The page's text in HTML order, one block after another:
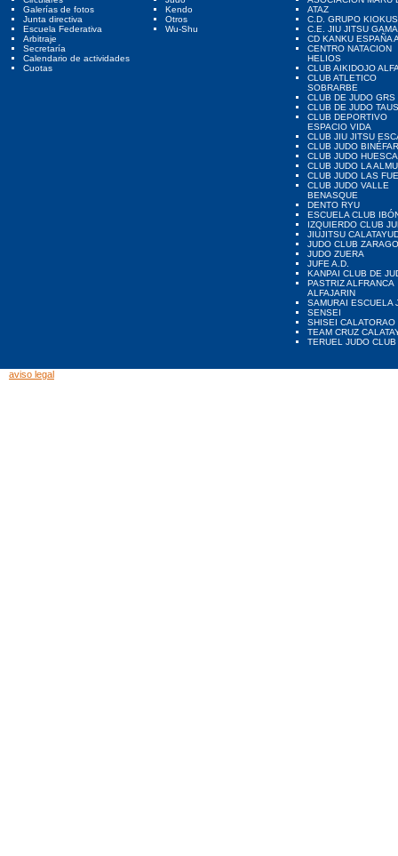
Galerías de fotos
Junta directiva
Escuela Federativa
Arbitraje
Secretaría
Calendario de actividades
Cuotas
Kendo
Otros
Wu-Shu
ATAZ
C.D. GRUPO
C.E. JIU JITSU
CD KANKU ESPAÑA
CENTRO NATACION
HELIOS
CLUB AIKIDOJO
CLUB ATLETICO
SOBRARBE
CLUB DE JUDO GRS
CLUB DE JUDO
CLUB DEPORTIVO
ESPACIO VIDA
CLUB JIU JITSU
CLUB JUDO BINÉFAR
CLUB JUDO HUESCA
CLUB JUDO LA
CLUB JUDO LAS
CLUB JUDO VALLE
BENASQUE
DENTO RYU
ESCUELA CLUB
IZQUIERDO CLUB
JIUJITSU
JUDO CLUB
JUDO ZUERA
JUFE A.D.
KANPAI CLUB DE
PASTRIZ ALFRANCA
ALFAJARIN
SAMURAI ESCUELA
SENSEI
SHISEI CALATORAO
TEAM CRUZ
TERUEL JUDO CLUB
aviso legal